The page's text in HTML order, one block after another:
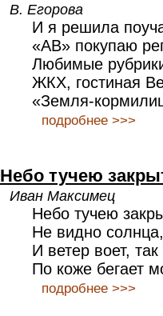
В. Егорова
И я решила
«АВ» покупаю
Любимые
ЖКХ, гостиная
«Земля-
подробнее >>>
Небо тучею
Иван Максимец
Небо тучею
Не видно
И ветер воет,
По коже бегает
подробнее >>>